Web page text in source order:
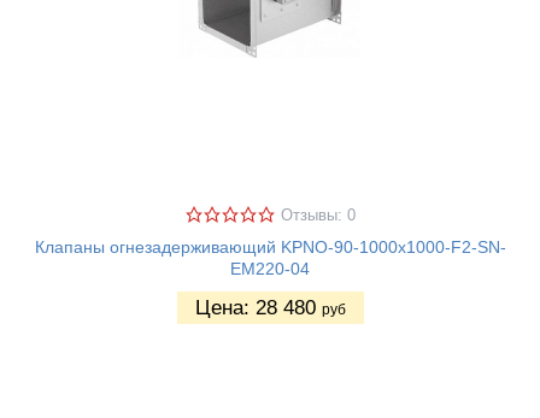
Отзывы: 0
Клапаны огнезадерживающий KPNO-90-1000х1000-F2-SN-
EM220-04
Цена: 28 480 руб